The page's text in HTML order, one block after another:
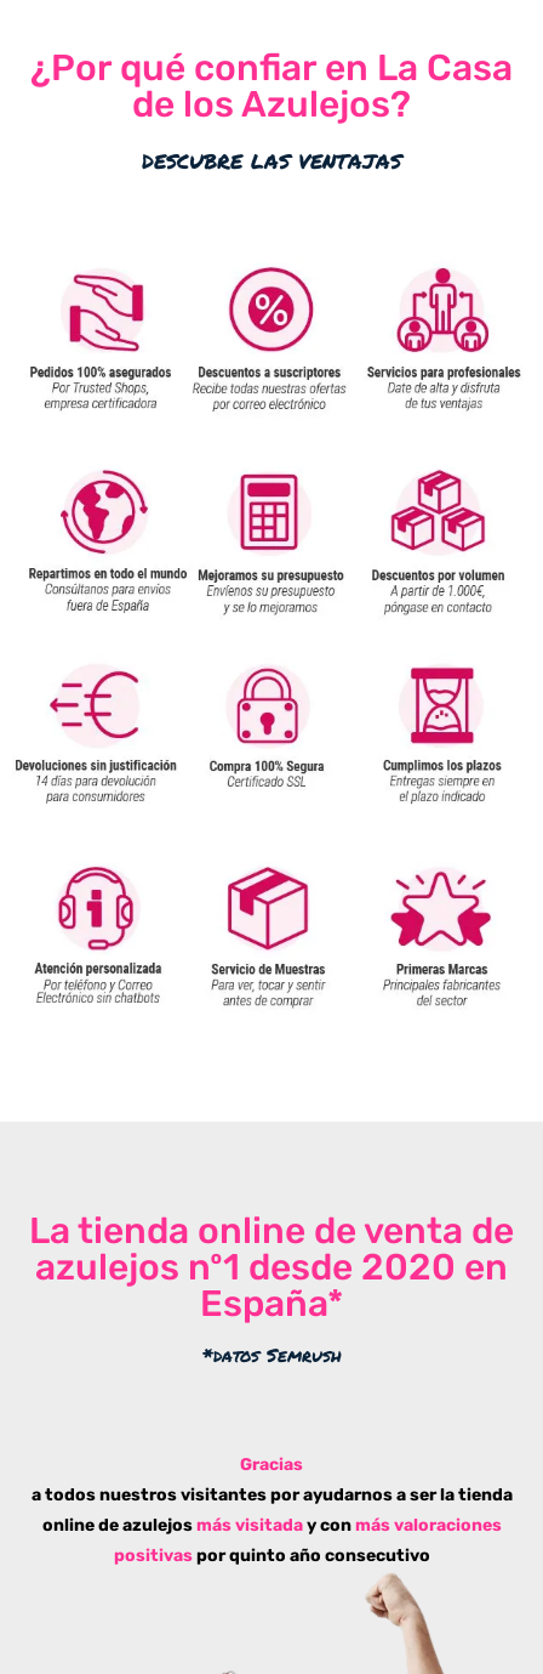
¿Por qué confiar en La Casa
de los Azulejos?
descubre las ventajas
La tienda online de venta de
azulejos nº1 desde 2020 en
España*
*datos Semrush
Gracias
a todos nuestros visitantes por ayudarnos a ser la tienda
online de azulejos más visitaday conmás valoraciones
positivaspor quinto año consecutivo